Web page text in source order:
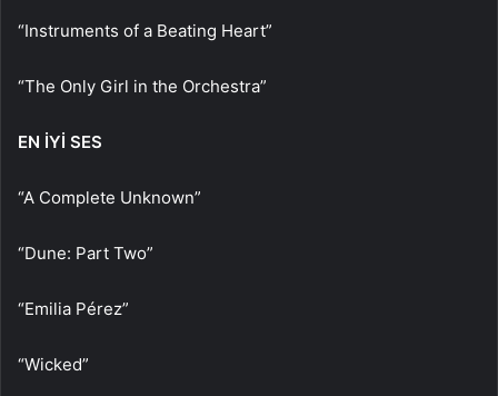
“Instruments of a Beating Heart”
“The Only Girl in the Orchestra”
EN İYİ SES
“A Complete Unknown”
“Dune: Part Two”
“Emilia Pérez”
“Wicked”